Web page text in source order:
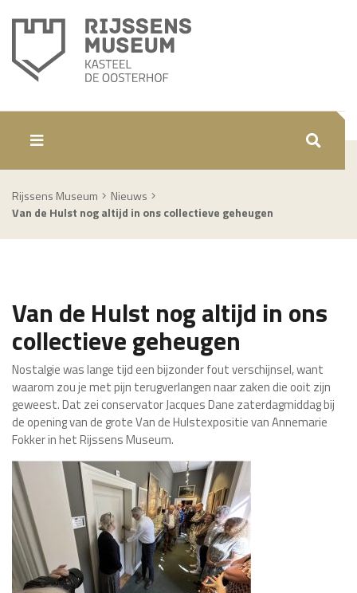
ZOEKEN
Rijssens Museum
Nieuws
Van de Hulst nog altijd in ons collectieve geheugen
Van de Hulst nog altijd in ons
collectieve geheugen
Nostalgie was lange tijd een bijzonder fout verschijnsel, want
waarom zou je met pijn terugverlangen naar zaken die ooit zijn
geweest. Dat zei conservator Jacques Dane zaterdagmiddag bij
de opening van de grote Van de Hulstexpositie van Annemarie
Fokker in het Rijssens Museum.